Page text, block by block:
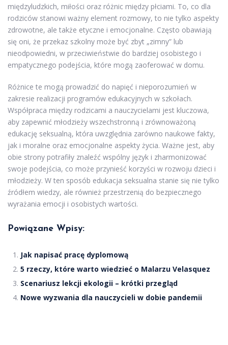
międzyludzkich, miłości oraz różnic między płciami. To, co dla
rodziców stanowi ważny element rozmowy, to nie tylko aspekty
zdrowotne, ale także etyczne i emocjonalne. Często obawiają
się oni, że przekaz szkolny może być zbyt „zimny” lub
nieodpowiedni, w przeciwieństwie do bardziej osobistego i
empatycznego podejścia, które mogą zaoferować w domu.
Różnice te mogą prowadzić do napięć i nieporozumień w
zakresie realizacji programów edukacyjnych w szkołach.
Współpraca między rodzicami a nauczycielami jest kluczowa,
aby zapewnić młodzieży wszechstronną i zrównoważoną
edukację seksualną, która uwzględnia zarówno naukowe fakty,
jak i moralne oraz emocjonalne aspekty życia. Ważne jest, aby
obie strony potrafiły znaleźć wspólny język i zharmonizować
swoje podejścia, co może przynieść korzyści w rozwoju dzieci i
młodzieży. W ten sposób edukacja seksualna stanie się nie tylko
źródłem wiedzy, ale również przestrzenią do bezpiecznego
wyrażania emocji i osobistych wartości.
Powiązane Wpisy:
Jak napisać pracę dyplomową
5 rzeczy, które warto wiedzieć o Malarzu Velasquez
Scenariusz lekcji ekologii – krótki przegląd
Nowe wyzwania dla nauczycieli w dobie pandemii